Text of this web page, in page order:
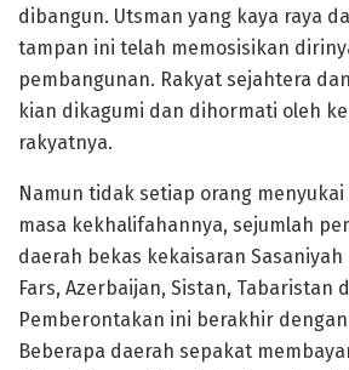
dibangun. Utsman yang kaya raya
tampan ini telah memosisikan
pembangunan. Rakyat sejahtera
kian dikagumi dan dihormati oleh
rakyatnya.
Namun tidak setiap orang
masa kekhalifahannya, sejumlah
daerah bekas kekaisaran
Fars, Azerbaijan, Sistan, Tabaristan
Pemberontakan ini berakhir
Beberapa daerah sepakat